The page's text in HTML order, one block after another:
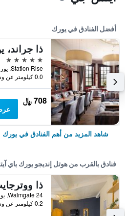
أفضل الفنادق في يورك
ذا جراند،
5 نجوم
0.0 كيلومتر عن وسط المدينة
708 ﷼
شاهد المزيد من أهم الفنادق في يورك
فنادق بالقرب من هوتل إنديجو يورك باي
ذا
0.2 كيلومتر عن وسط المدينة